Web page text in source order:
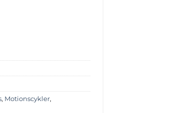
, Motionscykler,